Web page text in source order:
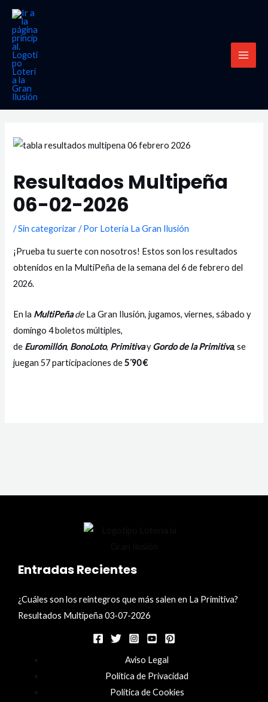
contenido
Resultados Multipeña
06-02-2026
/Sin categorizar/ Por Lotería La Gran Ilusión
¡Prueba tu suerte con nosotros! Estos son los resultados
obtenidos en la MultiPeña de la semana del 6 de febrero del
2026.
En la MultiPeñadeLa Gran Ilusión, jugamos, viernes, sábado y
domingo 4 boletos múltiples,
de Euromillón, BonoLoto, PrimitivayGordo de la Primitiva, se
juegan 57 participaciones de5´90 €
Entradas Recientes
¿Cuáles son los reintegros que más salen en La Primitiva?
Resultados Multipeña 03-07-2026
Aviso Legal
Política de Privacidad
Política de Cookies